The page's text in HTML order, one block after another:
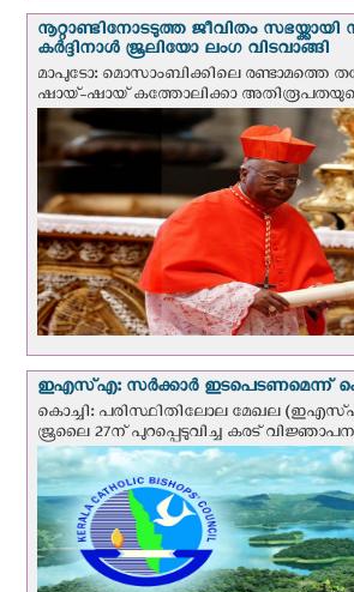
നൂറ്റാണ്ടിനോടടുത്ത ജീവിതം സഭയ്ക്കായി
കർദ്ദിനാൾ ജൂലിയോ ലംഗ വിടവാങ്ങി
മാപുടോ: മൊസാംബിക്കിലെ രണ്ടാമത്തെ
ഷായ്-ഷായ് കത്തോലിക്കാ
ഇഎസ്എ: സര്‍ക്കാര്‍ ഇടപെടണമെന്ന്
കൊച്ചി: പരിസ്ഥിതിലോല മേഖല
ജൂലൈ 27ന് പുറപ്പെടുവിച്ച കരട്